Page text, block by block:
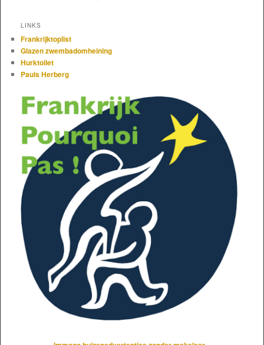
LINKS
Frankrijktoplist
Glazen zwembadomheining
Hurktoilet
Pauls Herberg